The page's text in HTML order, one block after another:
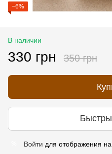
−6%
В наличии
330 грн 350 грн
Войти для отображения